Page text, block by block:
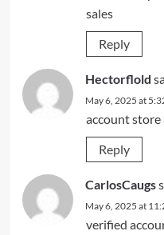
sales
Reply
Hectorflold
May 6, 2025 at
account store
Reply
CarlosCaugs
May 6, 2025 at
verified